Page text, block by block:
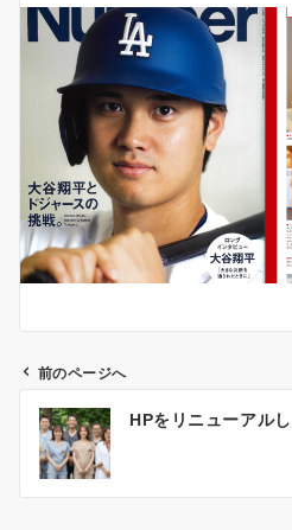
投
稿
ナ
前のページへ
HPをリニューアル